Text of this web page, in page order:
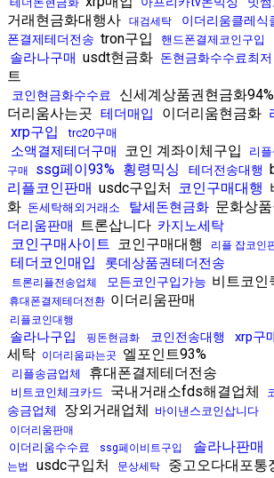
거래현금화대행사
대검세탁 이더리움클레식
폰결제테더전송 tron구입 핸드폰결제코인구입
솔라나구매 usdt현금화 돈현금화수수료최저
트
코인현금화수수료 신세계상품권현금화94%
더리움사는곳 테더매입 이더리움현금화
xrp구입 trc20구매
소액결제테더구매 코인 계좌이체구입 리
구매
ssg페이93% 횡령믹싱 테더전송대행
리플코인판매 usdc구입처 코인구매대행
화 돈세탁해외거래소 탈세돈현금화 문화상
더리움판매
트론삽니다 카지노세탁
코인구매사이트 코인구매대행 리플 잡코인
테더코인매입 롯데상품권테더전송
트론리플전송업체 모든코인구입가능 비트코인
휴대폰결제테더전환 이더리움판매
리플코인대행
솔라나구입 핑돈현금화 코인전송대행 xrp구
세탁 이더리움파는곳 엘포인트93%
리플송금업체 휴대폰결제테더전송
비트코인체크카드 국내거래소fds해결업체
송금업체
장외거래업체 바이낸스코인삽니다
이더리움판매
이더리움수수료 ssg페이비트구입 솔라나판매
는법
usdc구입처 문상세탁 중고오다대포통